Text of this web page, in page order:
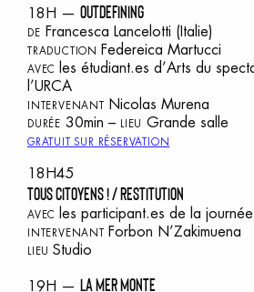
18H — OUTDEFINING
DE Francesca Lancelotti (Italie)
TRADUCTION Federeica Martucci
AVEC
les étudiant.es d’Arts du
l’URCA
INTERVENANT Nicolas Murena
DURÉE 30min – LIEU Grande salle
GRATUIT SUR RÉSERVATION
18H45
Tous citoyens ! / RESTITUTION
AVEC les participant.es de la journée
INTERVENANT Forbon N’Zakimuena
LIEU Studio
19H — LA MER MONTE